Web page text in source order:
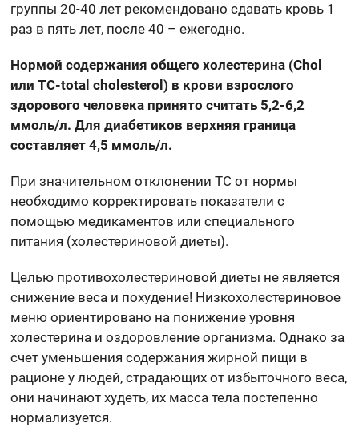
группы 20-40 лет рекомендовано сдавать кровь 1
раз в пять лет, после 40 – ежегодно.
Нормой содержания общего холестерина (Chol
или TC-total cholesterol) в крови взрослого
здорового человека принято считать 5,2-6,2
ммоль/л. Для диабетиков верхняя граница
составляет 4,5 ммоль/л.
При значительном отклонении ТС от нормы
необходимо корректировать показатели с
помощью медикаментов или специального
питания (холестериновой диеты).
Целью противохолестериновой диеты не является
снижение веса и похудение! Низкохолестериновое
меню ориентировано на понижение уровня
холестерина и оздоровление организма. Однако за
счет уменьшения содержания жирной пищи в
рационе у людей, страдающих от избыточного веса,
они начинают худеть, их масса тела постепенно
нормализуется.